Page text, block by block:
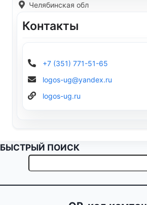
Челябинская обл
Контакты
+7 (351) 771-51-65
logos-ug@yandex.ru
logos-ug.ru
БЫСТРЫЙ ПОИСК